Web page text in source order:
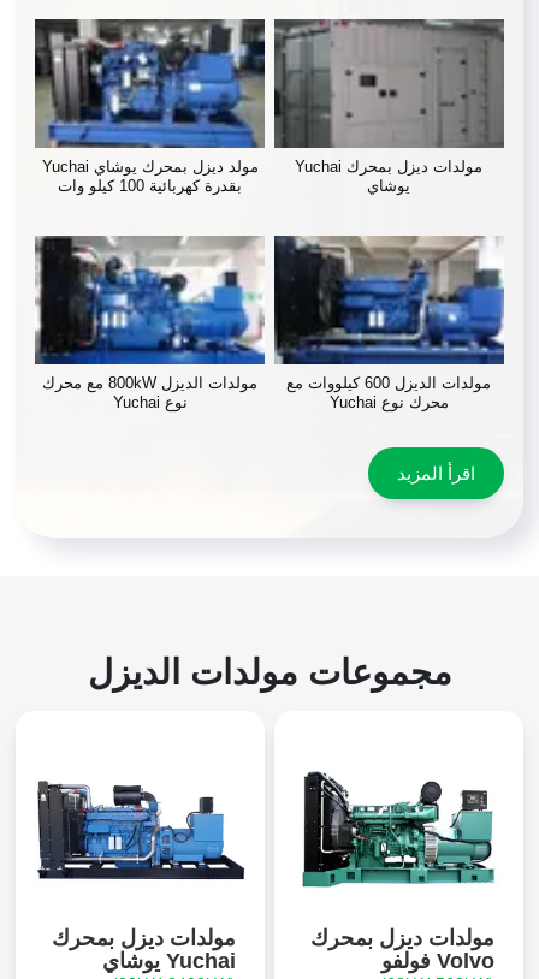
مولدات ديزل بمحرك Yuchai
يوشاي
مولد ديزل بمحرك يوشاي Yuchai
بقدرة كهربائية 100 كيلو وات
مولدات الديزل 600 كيلووات مع
محرك نوع Yuchai
مولدات الديزل 800kW مع محرك
نوع Yuchai
اقرأ المزيد
مجموعات مولدات الديزل
مولدات ديزل بمحرك
Volvo فولفو
مولدات ديزل بمحرك
Yuchai يوشاي